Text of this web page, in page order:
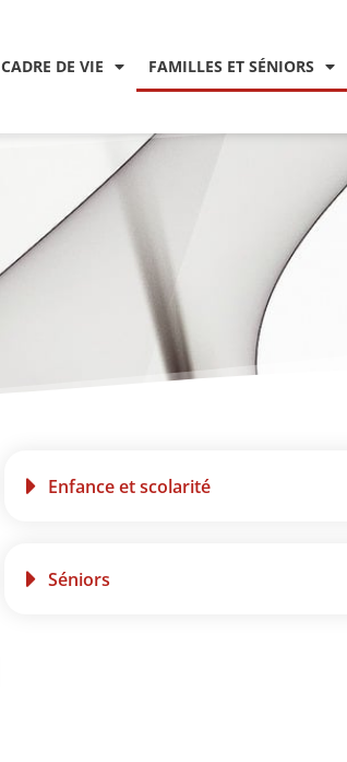
CADRE DE VIE FAMILLES ET SÉNIORS
Enfance et scolarité
Séniors